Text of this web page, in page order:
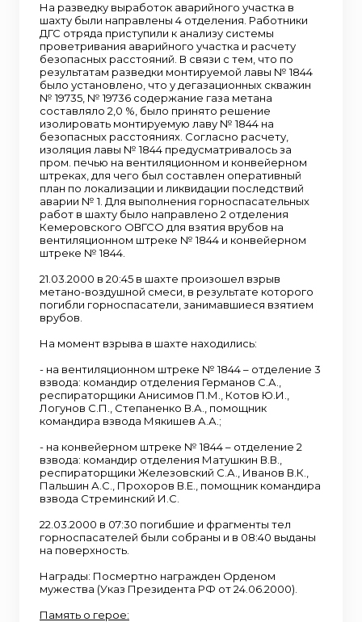
На разведку выработок аварийного участка в
шахту были направлены 4 отделения. Работники
ДГС отряда приступили к анализу системы
проветривания аварийного участка и расчету
безопасных расстояний. В связи с тем, что по
результатам разведки монтируемой лавы № 1844
было установлено, что у дегазационных скважин
№ 19735, № 19736 содержание газа метана
составляло 2,0 %, было принято решение
изолировать монтируемую лаву № 1844 на
безопасных расстояниях. Согласно расчету,
изоляция лавы № 1844 предусматривалось за
пром. печью на вентиляционном и конвейерном
штреках, для чего был составлен оперативный
план по локализации и ликвидации последствий
аварии № 1. Для выполнения горноспасательных
работ в шахту было направлено 2 отделения
Кемеровского ОВГСО для взятия врубов на
вентиляционном штреке № 1844 и конвейерном
штреке № 1844.
21.03.2000 в 20:45 в шахте произошел взрыв
метано-воздушной смеси, в результате которого
погибли горноспасатели, занимавшиеся взятием
врубов.
На момент взрыва в шахте находились:
- на вентиляционном штреке № 1844 – отделение 3
взвода: командир отделения Германов С.А.,
респираторщики Анисимов П.М., Котов Ю.И.,
Логунов С.П., Степаненко В.А., помощник
командира взвода Мякишев А.А.;
- на конвейерном штреке № 1844 – отделение 2
взвода: командир отделения Матушкин В.В.,
респираторщики Железовский С.А., Иванов В.К.,
Пальшин А.С., Прохоров В.Е., помощник командира
взвода Стреминский И.С.
22.03.2000 в 07:30 погибшие и фрагменты тел
горноспасателей были собраны и в 08:40 выданы
на поверхность.
Награды: Посмертно награжден Орденом
мужества (Указ Президента РФ от 24.06.2000).
Память о герое: